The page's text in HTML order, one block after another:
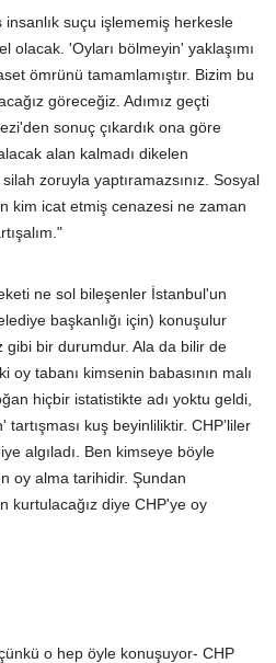
suçu işlememiş herkesle
olacak. 'Oyları bölmeyin' yaklaşımı
ömrünü tamamlamıştır. Bizim bu
göreceğiz. Adımız geçti
sonuç çıkardık ona göre
alan kalmadı dikelen
zoruyla yaptıramazsınız. Sosyal
kim icat etmiş cenazesi ne zaman
ne sol bileşenler İstanbul'un
başkanlığı için) konuşulur
gibi bir durumdur. Ala da bilir de
tabanı kimsenin babasının malı
hiçbir istatistikte adı yoktu geldi,
tartışması kuş beyinliliktir. CHP’liler
algıladı. Ben kimseye böyle
oy alma tarihidir. Şundan
kurtulacağız diye CHP'ye oy
o hep öyle konuşuyor- CHP